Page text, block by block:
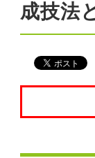
成技法